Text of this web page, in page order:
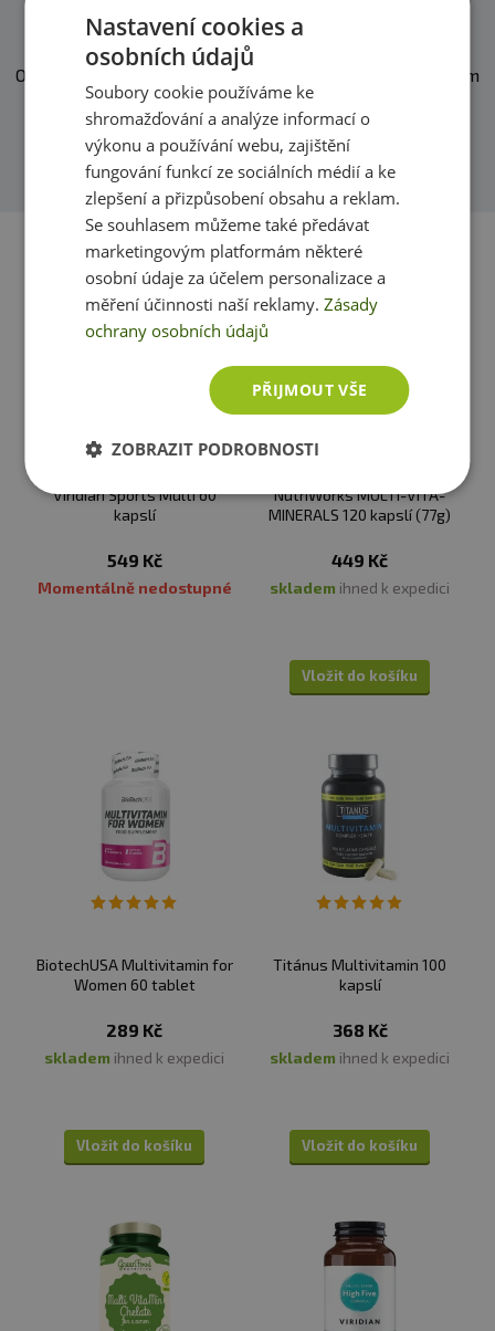
Počet dávek v balení: 90
Minimální trvanlivost:Viz. obal
Upozornění:Doplněk stravy. Vhodné zejména pro
sportovce. Není náhradou pestré stravy. Nepřekračujte
doporučené denní dávkování. Ukládejte mimo dosah
dětí! není vhodné pro děti, těhotné a kojící ženy.
Skladujte v suchu a při teplotě do 25 °C. Nevystavujte
přímému slunečnímu záření. Chraňte před mrazem.
Výrobce neručí za vady vzniklé nevhodným skladováním
a použitím.
Upozornění pro alergiky:
Alergeny ve složení produktu
Zeptejte se, rádi vám pomůžeme
O našich produktech víme skoro vše. Zeptejte se, rádi vám
pomůžeme.
Přidat dotaz
Viridian Sports Multi 60
kapslí
549 Kč
Momentálně nedostupné
NutriWorks MULTI-VITA-
MINERALS 120 kapslí (77g)
449 Kč
skladem ihned k expedici
Vložit do košíku
BiotechUSA Multivitamin for
Women 60 tablet
289 Kč
skladem ihned k expedici
Vložit do košíku
Titánus Multivitamin 100
kapslí
368 Kč
skladem ihned k expedici
Vložit do košíku
Nastavení cookies a
osobních údajů
Soubory cookie používáme ke
shromažďování a analýze informací o
výkonu a používání webu, zajištění
fungování funkcí ze sociálních médií a ke
zlepšení a přizpůsobení obsahu a reklam.
Se souhlasem můžeme také předávat
marketingovým platformám některé
osobní údaje za účelem personalizace a
měření účinnosti naší reklamy.Zásady
ochrany osobních údajů
PŘIJMOUT VŠE
ZOBRAZIT PODROBNOSTI